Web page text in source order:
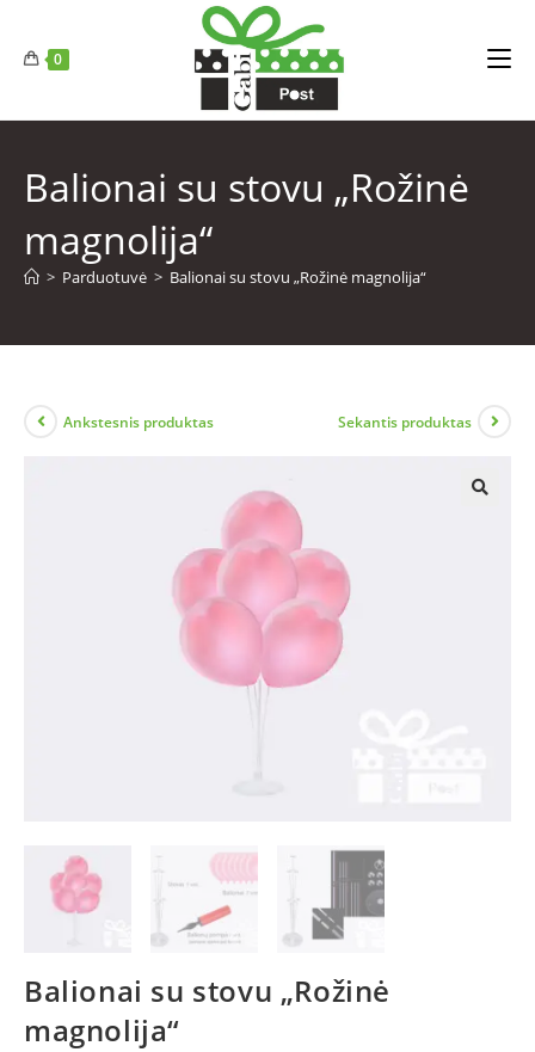
0
Balionai su stovu „Rožinė
magnolija“
> Parduotuvė > Balionai su stovu „Rožinė magnolija“
Ankstesnis produktas Sekantis produktas
Balionai su stovu „Rožinė
magnolija“